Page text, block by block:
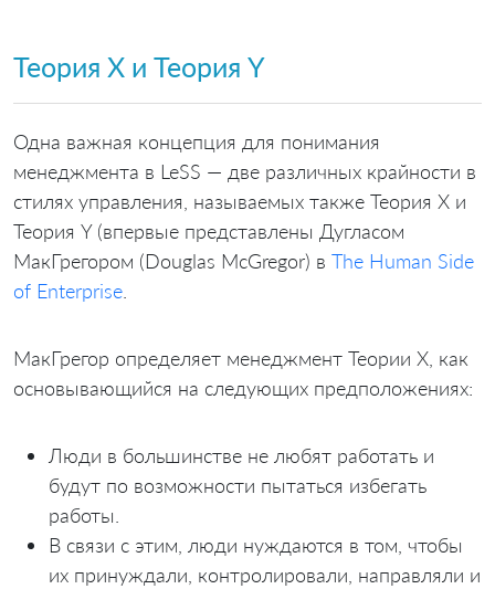
Теория X и Теория Y
Одна важная концепция для понимания
менеджмента в LeSS — две различных крайности в
стилях управления, называемых также Теория X и
Теория Y (впервые представлены Дугласом
МакГрегором (Douglas McGregor) в The Human Side
of Enterprise
МакГрегор определяет менеджмент Теории X, как
основывающийся на следующих предположениях:
Люди в большинстве не любят работать и
будут по возможности пытаться избегать
работы.
В связи с этим, люди нуждаются в том, чтобы
их принуждали, контролировали, направляли и